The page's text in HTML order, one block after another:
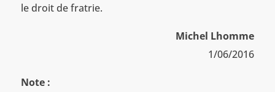
le droit de fratrie.
Michel Lhomme
1/06/2016
Note :